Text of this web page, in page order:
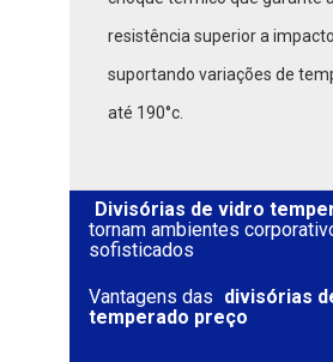
resistência superior a
suportando variações de
até 190°c.
Divisórias de vidro
tornam ambientes
sofisticados
Vantagens das divisórias
temperado preço